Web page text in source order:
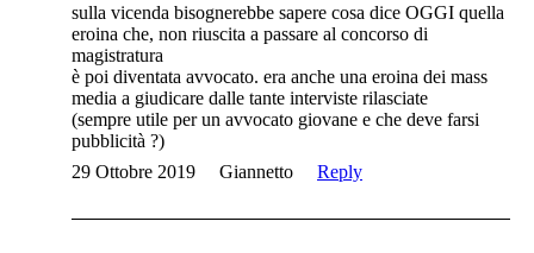
sulla vicenda bisognerebbe sapere cosa dice OGGI quella
eroina che, non riuscita a passare al concorso di
magistratura
è poi diventata avvocato. era anche una eroina dei mass
media a giudicare dalle tante interviste rilasciate
(sempre utile per un avvocato giovane e che deve farsi
pubblicità ?)
29 Ottobre 2019
Giannetto Reply